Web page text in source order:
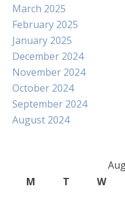
March 2025
February 2025
January 2025
December 2024
November 2024
October 2024
September 2024
August 2024
M
T W